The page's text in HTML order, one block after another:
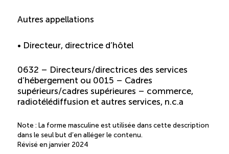
Autres appellations
• Directeur, directrice d’hôtel
0632 – Directeurs/directrices des services
d’hébergement ou 0015 – Cadres
supérieurs/cadres supérieures – commerce,
radiotélédiffusion et autres services, n.c.a
Note : La forme masculine est utilisée dans cette description
dans le seul but d’en alléger le contenu.
Révisé en janvier 2024